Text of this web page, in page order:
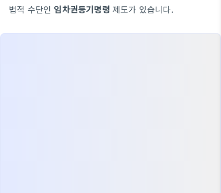
법적 수단인 임차권등기명령 제도가 있습니다.